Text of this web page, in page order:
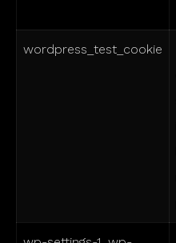
wordpress_test_cookie